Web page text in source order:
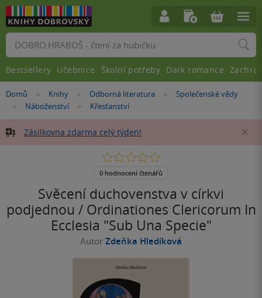
Nacházíte
Domů »Knihy »
Odborná literatura »
Společenské vědy
»
Náboženství »
Křesťanství
Zásilkovna zdarma celý týden!
Svěcení duchovenstva v církvi
podjednou / Ordinationes Clericorum In
Ecclesia "Sub Una Specie"
Autor Zdeňka Hledíková
0.0
5
0 hodnocení čtenářů
Vyhledávání
Bestsellery Učebnice Školní potřeby Dark romance